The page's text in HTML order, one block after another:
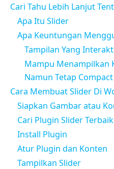
Cari Tahu Lebih Lanjut
Apa Itu Slider
Apa Keuntungan
Tampilan Yang
Mampu Menampilkan
Namun Tetap Compact
Cara Membuat Slider Di
Siapkan Gambar atau
Cari Plugin Slider Terbaik
Install Plugin
Atur Plugin dan Konten
Tampilkan Slider